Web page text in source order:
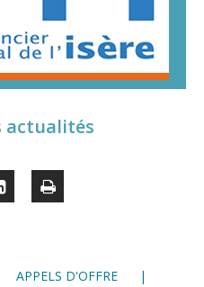
actualités
Voir
Imprimer
APPELS D'OFFRE